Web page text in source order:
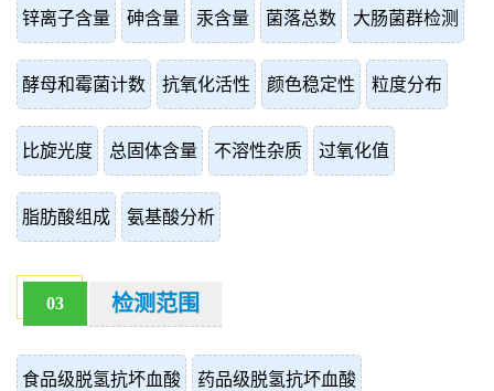
锌离子含量 砷含量 汞含量 菌落总数 大肠菌群检测
酵母和霉菌计数 抗氧化活性 颜色稳定性 粒度分布
比旋光度 总固体含量 不溶性杂质 过氧化值
脂肪酸组成 氨基酸分析
03 检测范围
食品级脱氢抗坏血酸 药品级脱氢抗坏血酸